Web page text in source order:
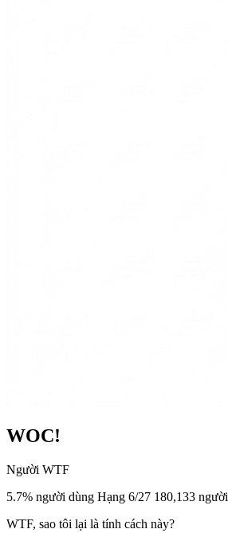
WOC!
Người WTF
5.7% người dùng Hạng 6/27 180,133 người
WTF, sao tôi lại là tính cách này?